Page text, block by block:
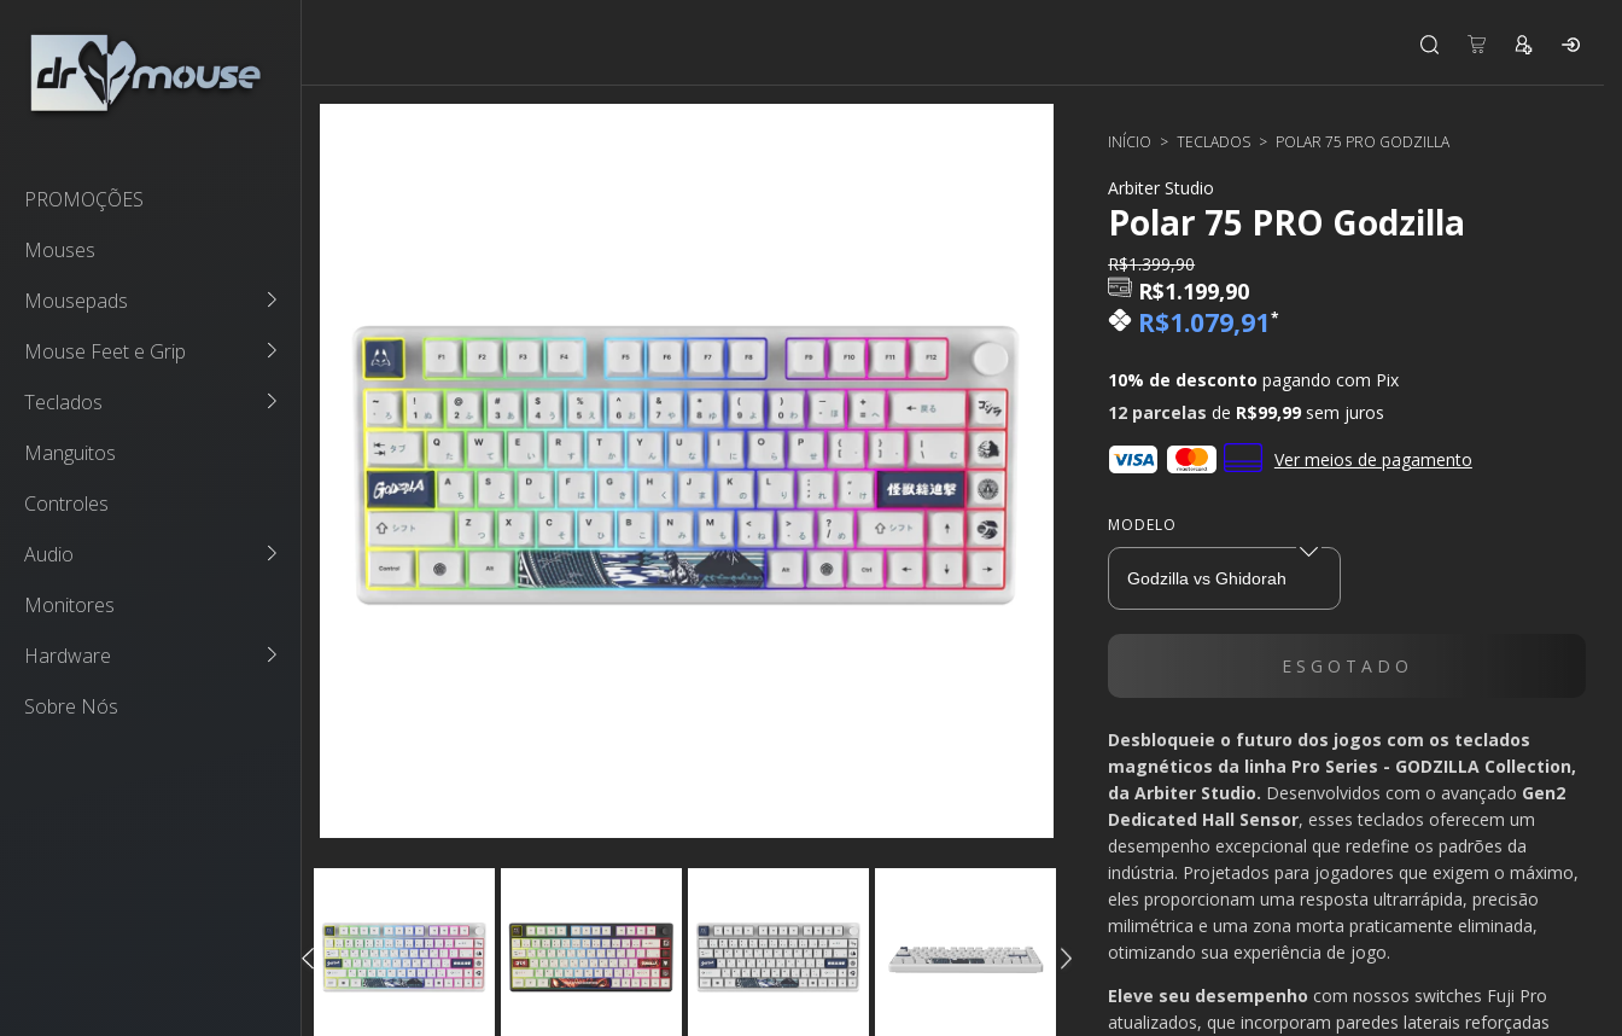
PROMOÇÕES
Mouses
Mousepads
Mouse Feet e Grip
Teclados
Manguitos
Controles
Audio
Monitores
Hardware
Sobre Nós
INÍCIO > TECLADOS > POLAR 75 PRO GODZILLA
Arbiter Studio
Polar 75 PRO Godzilla
R$1.399,90
R$1.199,90
R$1.079,91*
10% de desconto pagando com Pix
12 parcelasde R$99,99 sem juros
Ver meios de pagamento
MODELO
Desbloqueie o futuro dos jogos com os teclados
magnéticos da linha Pro Series - GODZILLA Collection,
da Arbiter Studio. Desenvolvidos com o avançado Gen2
Dedicated Hall Sensor, esses teclados oferecem um
desempenho excepcional que redefine os padrões da
indústria. Projetados para jogadores que exigem o máximo,
eles proporcionam uma resposta ultrarrápida, precisão
milimétrica e uma zona morta praticamente eliminada,
otimizando sua experiência de jogo.
Eleve seu desempenho com nossos switches Fuji Pro
atualizados, que incorporam paredes laterais reforçadas